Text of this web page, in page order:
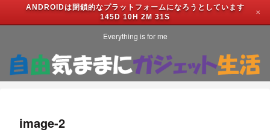
ANDROIDは閉鎖的なプラットフォームになろうとしています
145D 10H 2M 31S
✕
Everything is for me
image-2